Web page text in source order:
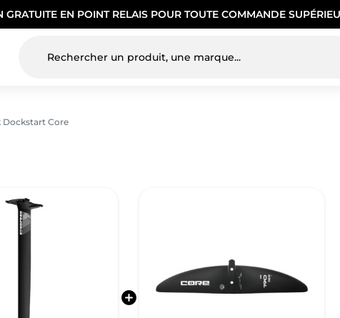
GRATUITE EN POINT RELAIS POUR TOUTE COMMANDE
Dockstart Core